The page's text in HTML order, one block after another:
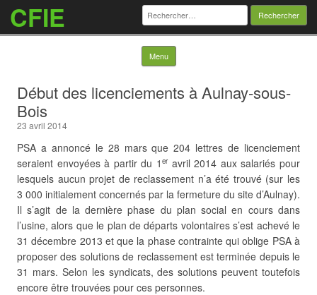
CFIE Rechercher :
Menu Skip to content
Début des licenciements à Aulnay-sous-
Bois
23 avril 2014
PSA a annoncé le 28 mars que 204 lettres de licenciement
seraient envoyées à partir du 1 er avril 2014 aux salariés pour
lesquels aucun projet de reclassement n’a été trouvé (sur les
3 000 initialement concernés par la fermeture du site d’Aulnay).
Il s’agit de la dernière phase du plan social en cours dans
l’usine, alors que le plan de départs volontaires s’est achevé le
31 décembre 2013 et que la phase contrainte qui oblige PSA à
proposer des solutions de reclassement est terminée depuis le
31 mars. Selon les syndicats, des solutions peuvent toutefois
encore être trouvées pour ces personnes.